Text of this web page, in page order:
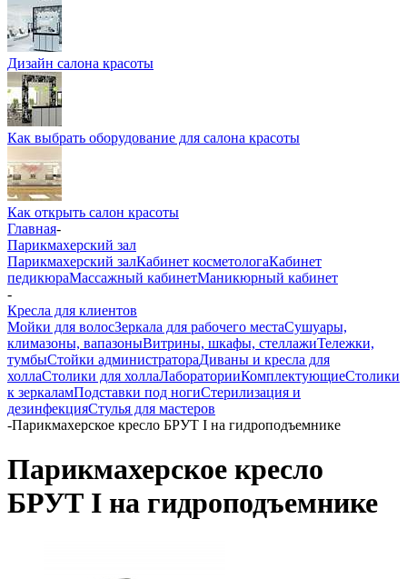
Дизайн салона красоты
Как выбрать оборудование для салона красоты
Как открыть салон красоты
Главная-
Парикмахерский зал
Парикмахерский залКабинет косметологаКабинет
педикюраМассажный кабинетМаникюрный кабинет
-
Кресла для клиентов
Мойки для волосЗеркала для рабочего местаСушуары,
климазоны, вапазоныВитрины, шкафы, стеллажиТележки,
тумбыСтойки администратораДиваны и кресла для
холлаСтолики для холлаЛабораторииКомплектующиеСтолики
к зеркаламПодставки под ногиСтерилизация и
дезинфекцияСтулья для мастеров
-Парикмахерское кресло БРУТ I на гидроподъемнике
Парикмахерское кресло
БРУТ I на гидроподъемнике